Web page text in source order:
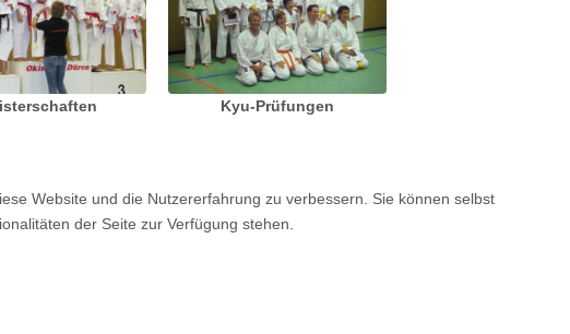
Kyu-Prüfungen
Website und die Nutzererfahrung zu verbessern. Sie können selbst
der Seite zur Verfügung stehen.